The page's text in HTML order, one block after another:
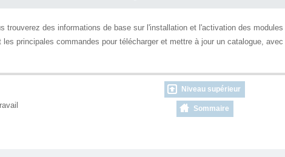
trouverez des informations de base sur l'installation et l'activation des
les principales commandes pour télécharger et mettre à jour un catalogue,
Niveau supérieur
Sommaire